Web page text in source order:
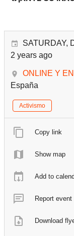
SATURDAY,
2 years ago
ONLINE Y
España
Activismo
Copy link
Show map
Add to
Report event
Download